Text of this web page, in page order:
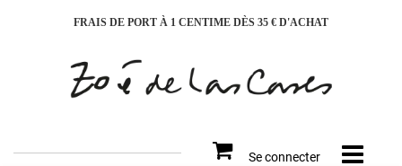
FRAIS DE PORT À 1 CENTIME DÈS 35 € D'ACHAT
sur
Se connecter